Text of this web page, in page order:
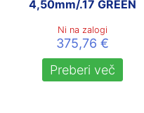
4,50mm/.17 GREEN
Ni na zalogi
375,76€
Preberi več